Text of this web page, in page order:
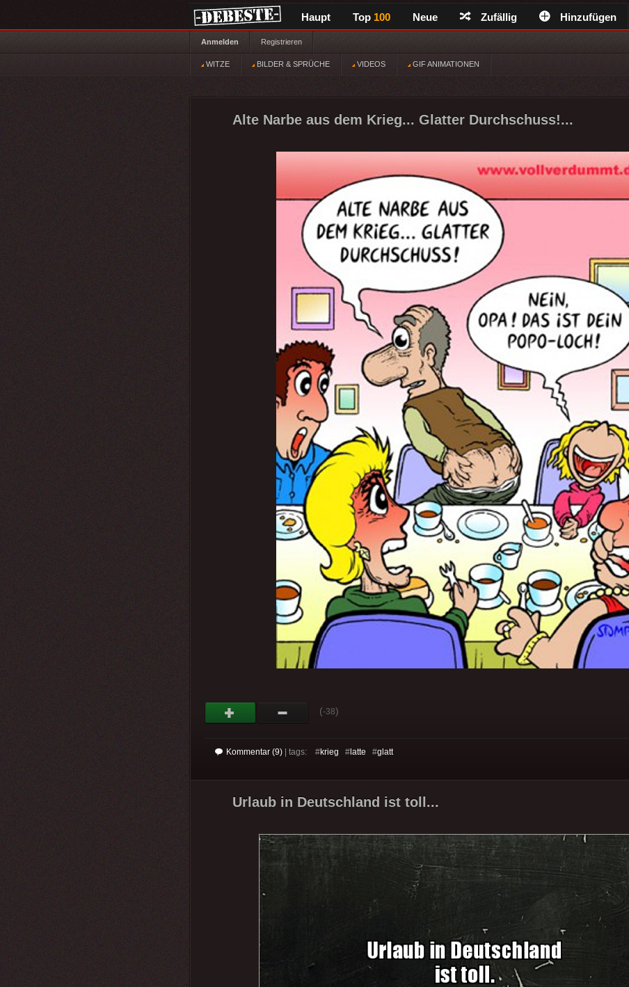
Haupt Top 100 Neue Zufällig Hinzufügen
Anmelden Registrieren
WITZE BILDER & SPRÜCHE VIDEOS GIF ANIMATIONEN
Alte Narbe aus dem Krieg... Glatter Durchschuss!...
(-38)
Kommentar (9) | tags: #krieg # latte #glatt
Urlaub in Deutschland ist toll...